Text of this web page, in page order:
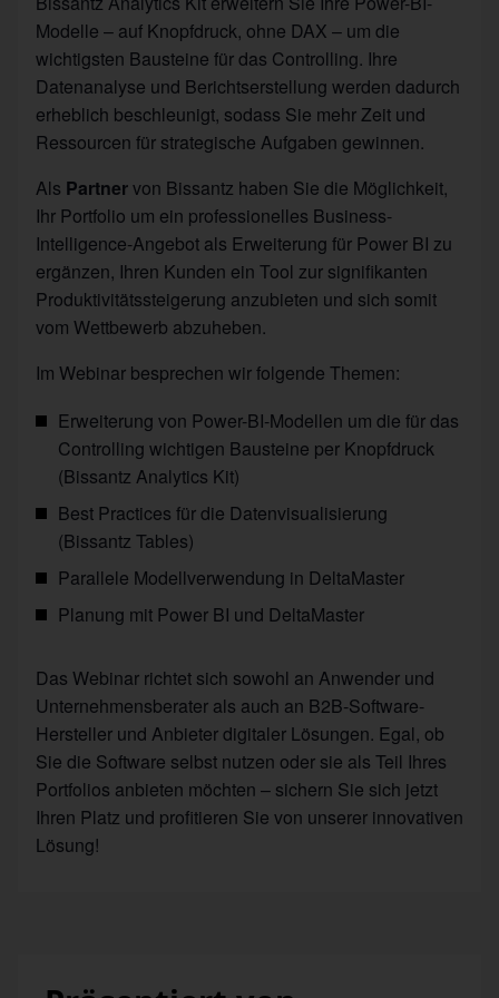
Modelle – auf Knopfdruck, ohne DAX – um die
wichtigsten Bausteine für das Controlling. Ihre
Datenanalyse und Berichtserstellung werden dadurch
erheblich beschleunigt, sodass Sie mehr Zeit und
Ressourcen für strategische Aufgaben gewinnen.
Als Partnervon Bissantz haben Sie die Möglichkeit,
Ihr Portfolio um ein professionelles Business-
Intelligence-Angebot als Erweiterung für Power BI zu
ergänzen, Ihren Kunden ein Tool zur signifikanten
Produktivitätssteigerung anzubieten und sich somit
vom Wettbewerb abzuheben.
Im Webinar besprechen wir folgende Themen:
Erweiterung von Power-BI-Modellen um die für das
Controlling wichtigen Bausteine per Knopfdruck
(Bissantz Analytics Kit)
Best Practices für die Datenvisualisierung
(Bissantz Tables)
Parallele Modellverwendung in DeltaMaster
Planung mit Power BI und DeltaMaster
Das Webinar richtet sich sowohl an Anwender und
Unternehmensberater als auch an B2B-Software-
Hersteller und Anbieter digitaler Lösungen. Egal, ob
Sie die Software selbst nutzen oder sie als Teil Ihres
Portfolios anbieten möchten – sichern Sie sich jetzt
Ihren Platz und profitieren Sie von unserer innovativen
Lösung!